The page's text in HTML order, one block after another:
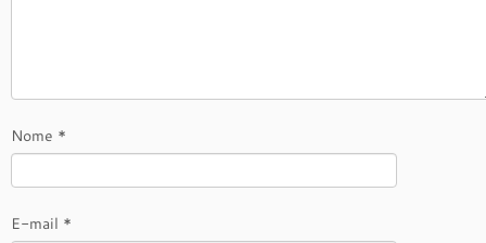
Nome *
E-mail *